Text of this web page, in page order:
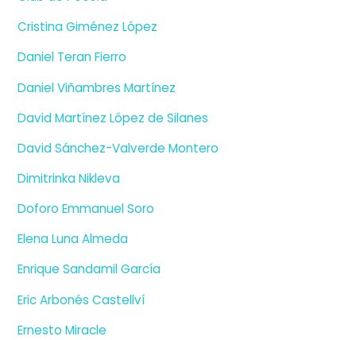
Cristina Giménez López
Daniel Teran Fierro
Daniel Viñambres Martínez
David Martínez López de Silanes
David Sánchez-Valverde Montero
Dimitrinka Nikleva
Doforo Emmanuel Soro
Elena Luna Almeda
Enrique Sandamil García
Eric Arbonés Castellví
Ernesto Miracle